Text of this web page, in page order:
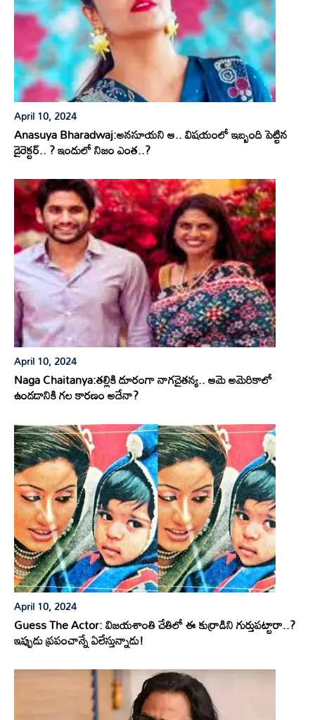
April 10, 2024
Anasuya Bharadwaj:అనసూయని ఆ.. విషయంలో ఇబ్బంది పెట్టిన
డైరెక్టర్.. ? ఇందులో నిజం ఎంత..?
April 10, 2024
Naga Chaitanya:తల్లికి దూరంగా నాగచైతన్య.. ఆమె అమెరికాలో
ఉండడానికి గల కారణం అదేనా?
April 10, 2024
Guess The Actor: విజయశాంతి చేతిలో ఈ కుర్రాడిని గుర్తుపట్టారా..?
ఇప్పుడు ప్రపంచాన్నే ఏలేస్తున్నాడు!